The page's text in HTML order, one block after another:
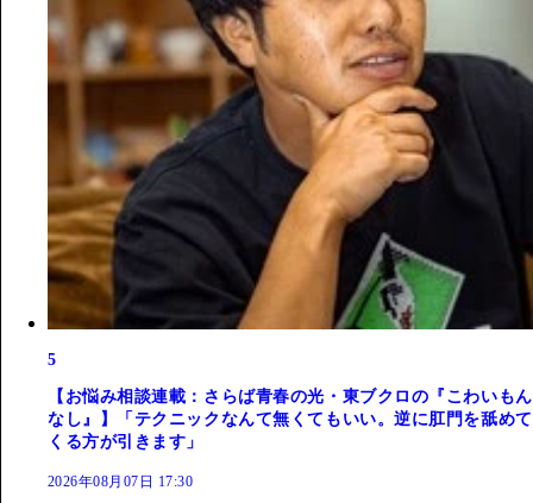
5
【お悩み相談連載：さらば青春の光・東ブクロの『こわいもん
なし』】「テクニックなんて無くてもいい。逆に肛門を舐めて
くる方が引きます」
2026年08月07日 17:30